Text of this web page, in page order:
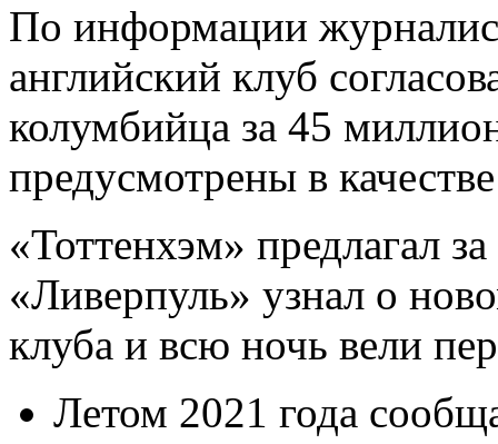
По информации
английский клуб
колумбийца за 45
предусмотрены в
«Тоттенхэм» предлагал
«Ливерпуль» узнал о
клуба и всю ночь вели
Летом 2021 года